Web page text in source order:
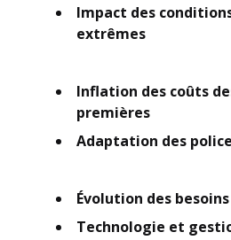
Impact des
extrêmes
Inflation des coûts
premières
Adaptation des
Évolution des
Technologie et